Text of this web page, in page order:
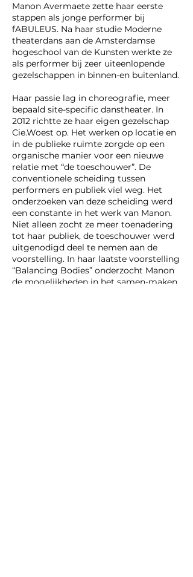
Manon Avermaete zette haar eerste
stappen als jonge performer bij
fABULEUS. Na haar studie Moderne
theaterdans aan de Amsterdamse
hogeschool van de Kunsten werkte ze
als performer bij zeer uiteenlopende
gezelschappen in binnen-en buitenland.
Haar passie lag in choreografie, meer
bepaald site-specific danstheater. In
2012 richtte ze haar eigen gezelschap
Cie.Woest op. Het werken op locatie en
in de publieke ruimte zorgde op een
organische manier voor een nieuwe
relatie met “de toeschouwer”. De
conventionele scheiding tussen
performers en publiek viel weg. Het
onderzoeken van deze scheiding werd
een constante in het werk van Manon.
Niet alleen zocht ze meer toenadering
tot haar publiek, de toeschouwer werd
uitgenodigd deel te nemen aan de
voorstelling. In haar laatste voorstelling
“Balancing Bodies” onderzocht Manon
de mogelijkheden in het samen-maken.